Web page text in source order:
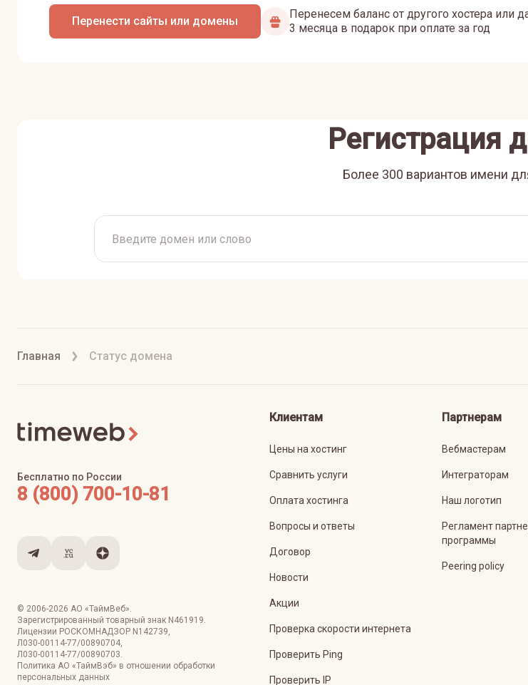
Перенести сайты или домены
Перенесем баланс от другого хостера или
3 месяца в подарок при оплате за год
Регистрация
Более 300 вариантов имени
Главная Статус домена
Бесплатно по России
8 (800) 700-10-81
© 2006-2026 АО «ТаймВеб».
Зарегистрированный товарный знак N461919.
Лицензии РОСКОМНАДЗОР N142739,
Л030-00114-77/00890704,
Л030-00114-77/00890703.
Политика АО «ТаймВэб» в отношении обработки
персональных данных
Клиентам
Цены на хостинг
Сравнить услуги
Оплата хостинга
Вопросы и ответы
Договор
Новости
Акции
Проверка скорости интернета
Проверить Ping
Проверить IP
Партнерам
Вебмастерам
Интеграторам
Наш логотип
Регламент
программы
Peering policy